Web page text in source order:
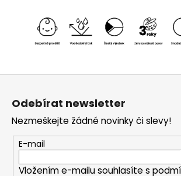
Z
Odebírat newsletter
Nezmeškejte žádné novinky či slevy!
E-mail
Vložením e-mailu souhlasíte s